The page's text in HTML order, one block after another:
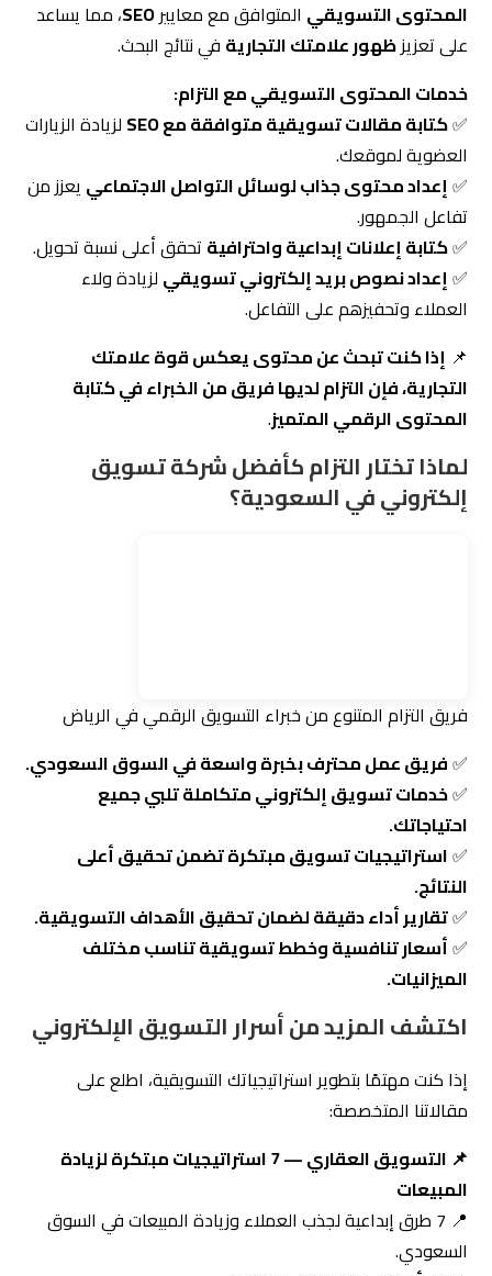
✅كتابة مقالات تسويقية متوافقة مع SEO
لزيادة الزيارات
العضوية لموقعك.
✅
إعداد محتوى جذاب لوسائل التواصل الاجتماعي
تفاعل الجمهور.
✅ كتابة إعلانات إبداعية واحترافية
تحقق أعلى نسبة تحويل.
✅ إعداد نصوص بريد إلكتروني تسويقيلزيادة ولاء
العملاء وتحفيزهم على التفاعل.
📌إذا كنت تبحث عن محتوى يعكس قوة علامتك
التجارية، فإن التزام لديها فريق من الخبراء في كتابة
المحتوى الرقمي المتميز.
لماذا تختار التزام كأفضل شركة تسويق
إلكتروني في السعودية؟
فريق التزام المتنوع من خبراء التسويق الرقمي في الرياض
✅تقارير أداء دقيقة لضمان تحقيق الأهداف التسويقية.
أسعار تنافسية وخطط تسويقية تناسب مختلف
الميزانيات.
اكتشف المزيد من أسرار التسويق الإلكتروني
إذا كنت مهتمًا بتطوير استراتيجياتك التسويقية، اطلع على
مقالاتنا المتخصصة:
📌 التسويق العقاري — 7 استراتيجيات مبتكرة لزيادة
المبيعات
📍 7 طرق إبداعية لجذب العملاء وزيادة المبيعات في السوق
السعودي.
📖 اقرأ مقال التسويق العقاري
📌 خدمات التسويق الرقمي للشركات الصغيرة — دليلك
للنمو السريع
📍 أفضل استراتيجيات التسويق الرقمي المصممة للشركات
الصغيرة.
📖اقرأ دليل الشركات الصغيرة